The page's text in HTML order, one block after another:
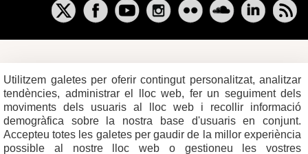
Utilitzem galetes per oferir contingut personalitzat, analitzar
tendències, administrar el lloc web, fer un seguiment dels
moviments dels usuaris al lloc web i recollir informació
demogràfica sobre la nostra base d'usuaris en conjunt.
Accepteu totes les galetes per gaudir de la millor experiència
possible al nostre lloc web o gestioneu les vostres